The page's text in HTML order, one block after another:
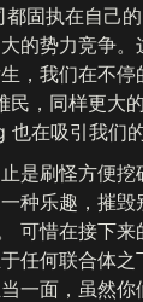
固执在自己
的势力竞争。
，我们在不停
民，同样更大
在吸引我们的
是刷怪方便挖
种乐趣，摧毁
可惜在接下来
任何联合体
一面，虽然